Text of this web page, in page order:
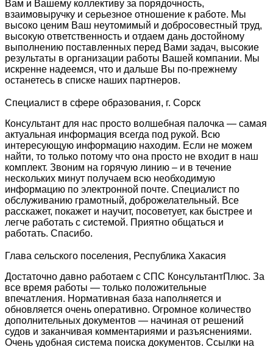
Вам и Вашему коллективу за порядочность,
взаимовыручку и серьезное отношение к работе. Мы
высоко ценим Ваш неутомимый и добросовестный труд,
высокую ответственность и отдаем дань достойному
выполнению поставленных перед Вами задач, высокие
результаты в организации работы Вашей компании. Мы
искренне надеемся, что и дальше Вы по-прежнему
останетесь в списке наших партнеров.
Специалист в сфере образования, г. Сорск
Консультант для нас просто волшебная палочка — самая
актуальная информация всегда под рукой. Всю
интересующую информацию находим. Если не можем
найти, то только потому что она просто не входит в наш
комплект. Звоним на горячую линию – и в течение
нескольких минут получаем всю необходимую
информацию по электронной почте. Специалист по
обслуживанию грамотный, доброжелательный. Все
расскажет, покажет и научит, посоветует, как быстрее и
легче работать с системой. Приятно общаться и
работать. Спасибо.
Глава сельского поселения, Республика Хакасия
Достаточно давно работаем с СПС КонсультантПлюс. За
все время работы — только положительные
впечатления. Нормативная база наполняется и
обновляется очень оперативно. Огромное количество
дополнительных документов — начиная от решений
судов и заканчивая комментариями и разъяснениями.
Очень удобная система поиска документов. Ссылки на